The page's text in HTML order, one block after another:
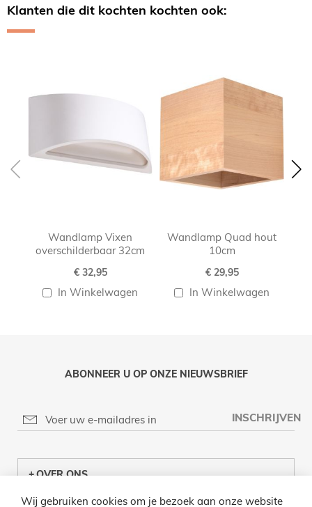
Klanten die dit kochten kochten ook:
Wandlamp Vixen
overschilderbaar 32cm
€ 32,95
In Winkelwagen
Wandlamp Quad hout
10cm
€ 29,95
In Winkelwagen
ABONNEER U OP ONZE NIEUWSBRIEF
INSCHRIJVEN
OVER ONS
Wij gebruiken cookies om je bezoek aan onze website